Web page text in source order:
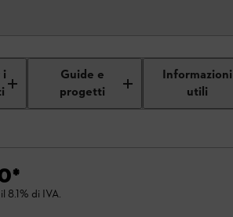
i
Guide e
progetti
Informazioni
utili
*
8.1% di IVA.